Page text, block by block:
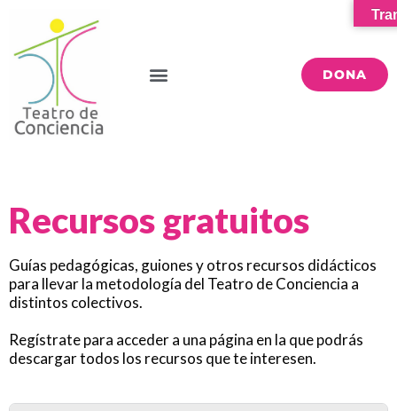
DONA
Recursos gratuitos
Guías pedagógicas, guiones y otros recursos didácticos
para llevar la metodología del Teatro de Conciencia a
distintos colectivos.
Regístrate para acceder a una página en la que podrás
descargar todos los recursos que te interesen.